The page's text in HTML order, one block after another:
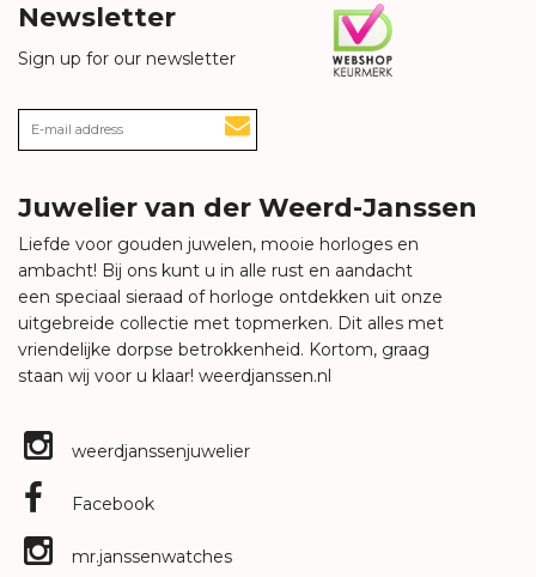
Newsletter
Sign up for our newsletter
Juwelier van der Weerd-Janssen
Liefde voor gouden juwelen, mooie horloges en
ambacht! Bij ons kunt u in alle rust en aandacht
een speciaal sieraad of horloge ontdekken uit onze
uitgebreide collectie met topmerken. Dit alles met
vriendelijke dorpse betrokkenheid. Kortom, graag
staan wij voor u klaar! weerdjanssen.nl
weerdjanssenjuwelier
Facebook
mr.janssenwatches